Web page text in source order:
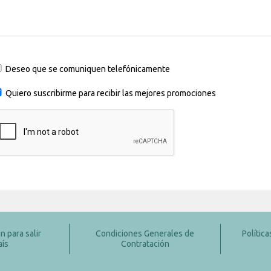
Deseo que se comuniquen telefónicamente
Quiero suscribirme para recibir las mejores promociones
para salir
Condiciones Generales de
Contratación